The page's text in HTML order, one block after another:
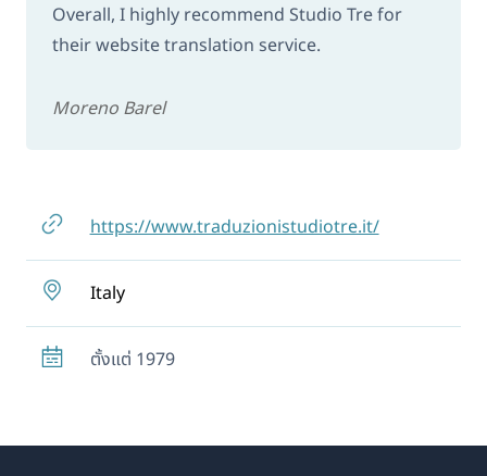
Overall, I highly recommend Studio Tre for
their website translation service.
Moreno Barel
https://www.traduzionistudiotre.it/
Italy
ตั้งแต่ 1979